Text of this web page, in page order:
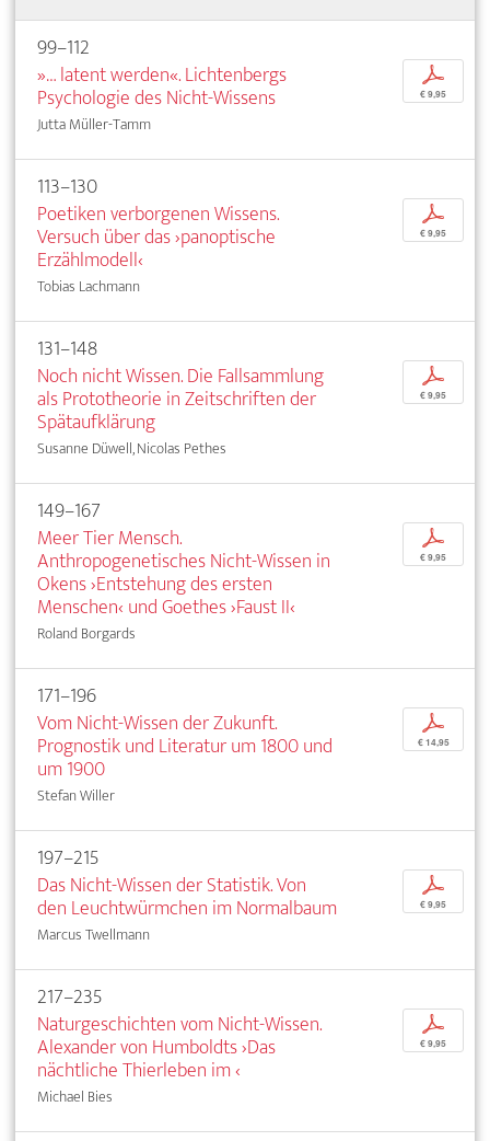
99–112
»… latent werden«. Lichtenbergs
Psychologie des Nicht-Wissens
Jutta Müller-Tamm
p
€ 9,95
113–130
Poetiken verborgenen Wissens.
Versuch über das ›panoptische
Erzählmodell‹
Tobias Lachmann
p
€ 9,95
131–148
Noch nicht Wissen. Die Fallsammlung
als Prototheorie in Zeitschriften der
Spätaufklärung
Susanne Düwell, Nicolas Pethes
p
€ 9,95
149–167
Meer Tier Mensch.
Anthropogenetisches Nicht-Wissen in
Okens ›Entstehung des ersten
Menschen‹ und Goethes ›Faust II‹
Roland Borgards
p
€ 9,95
171–196
Vom Nicht-Wissen der Zukunft.
Prognostik und Literatur um 1800 und
um 1900
Stefan Willer
p
€ 14,95
197–215
Das Nicht-Wissen der Statistik. Von
den Leuchtwürmchen im Normalbaum
Marcus Twellmann
p
€ 9,95
217–235
Naturgeschichten vom Nicht-Wissen.
Alexander von Humboldts ›Das
nächtliche Thierleben im ‹
Michael Bies
p
€ 9,95